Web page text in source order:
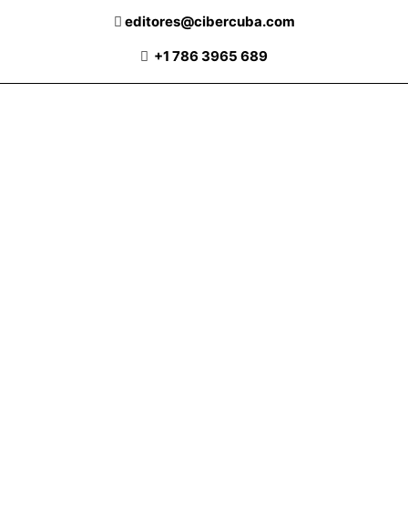
editores@cibercuba.com
+1 786 3965 689